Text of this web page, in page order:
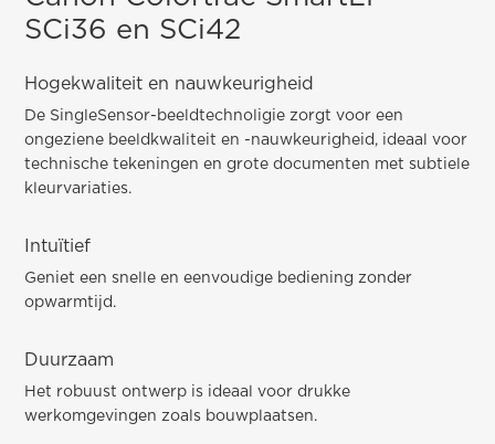
SCi36 en SCi42
Hogekwaliteit en nauwkeurigheid
De SingleSensor-beeldtechnoligie zorgt voor een
ongeziene beeldkwaliteit en -nauwkeurigheid, ideaal voor
technische tekeningen en grote documenten met subtiele
kleurvariaties.
Intuïtief
Geniet een snelle en eenvoudige bediening zonder
opwarmtijd.
Duurzaam
Het robuust ontwerp is ideaal voor drukke
werkomgevingen zoals bouwplaatsen.